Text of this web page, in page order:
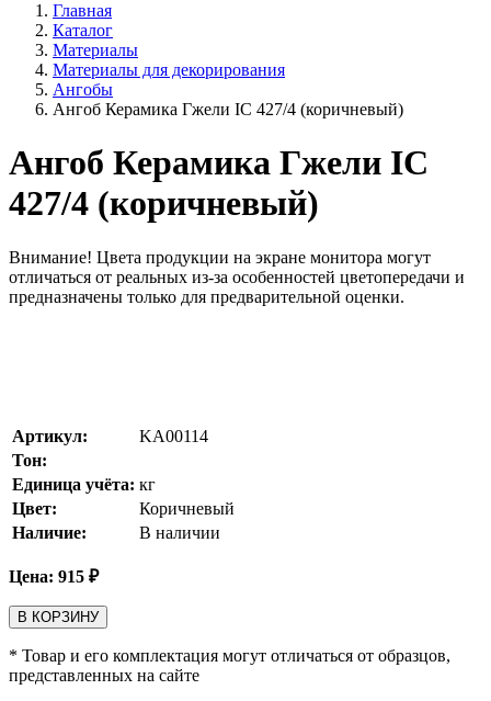
Главная
Каталог
Материалы
Материалы для декорирования
Ангобы
Ангоб Керамика Гжели IC 427/4 (коричневый)
Ангоб Керамика Гжели IC
427/4 (коричневый)
Внимание! Цвета продукции на экране монитора могут
отличаться от реальных из-за особенностей цветопередачи и
предназначены только для предварительной оценки.
Артикул:
KA00114
Тон:
Единица учёта: кг
Цвет:
Коричневый
Наличие:
В наличии
Цена: 915 ₽
В КОРЗИНУ
* Товар и его комплектация могут отличаться от образцов,
представленных на сайте